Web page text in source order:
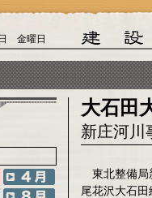
金曜日
大石田
新庄河川
東北整備局
尾花沢大石